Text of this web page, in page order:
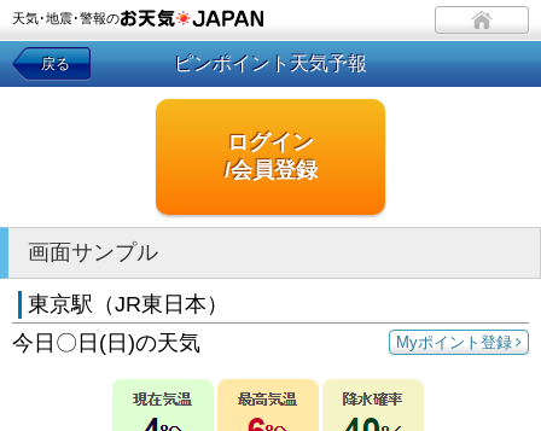
天気･地震･警報の
戻る ピンポイント天気予報
ログイン
/会員登録
画面サンプル
東京駅（JR東日本）
Myポイント登録
今日〇日(日)の天気